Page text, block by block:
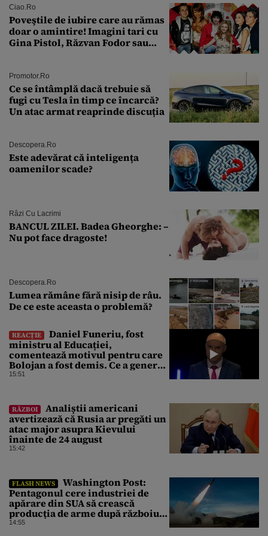
îmi salvez viața”
Ciao.ro
Poveştile de iubire care au rămas
doar o amintire! Imagini tari cu
Gina Pistol, Răzvan Fodor sau
Promotor.ro
Ce se întâmplă dacă trebuie să
fugi cu Tesla în timp ce încarcă?
Un atac armat reaprinde discuția
Descopera.ro
Este adevărat că inteligența
oamenilor scade?
Râzi Cu Lacrimi
BANCUL ZILEI. Badea Gheorghe: –
Nu pot face dragoste!
Descopera.ro
Lumea rămâne fără nisip de râu.
De ce este aceasta o problemă?
REACȚIE
Daniel Funeriu, fost
ministru al Educației,
comentează motivul pentru care
Bolojan a fost demis. Ce a generat
eșecul guvernării
15:51
RĂZBOI
Analiștii americani
avertizează că Rusia ar pregăti un
atac major asupra Kievului
înainte de 24 august
15:42
FLASH NEWS
Washington Post:
Pentagonul cere industriei de
apărare din SUA să crească
producția de arme după războiul
cu Iranul
14:55